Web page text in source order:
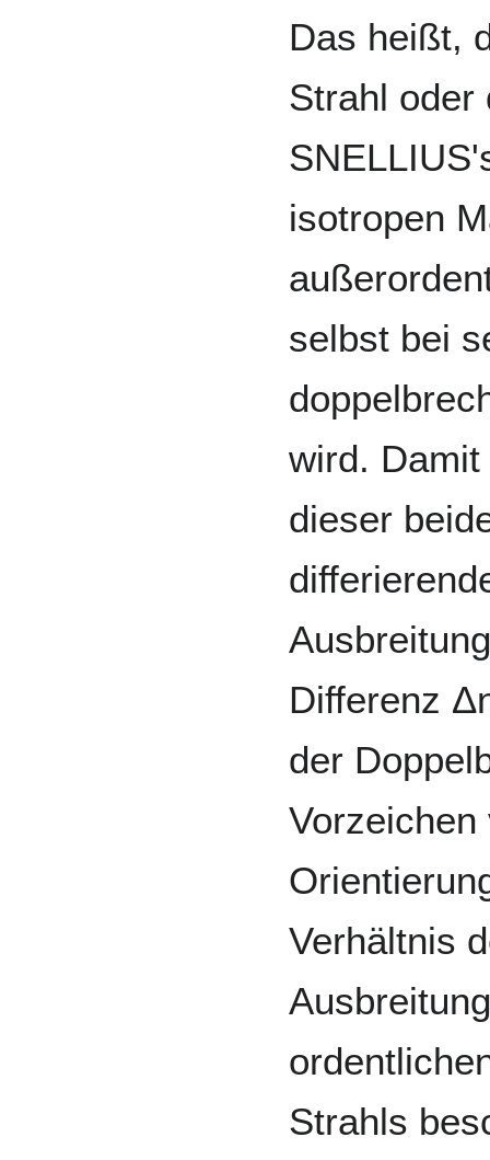
Das heißt,
Strahl oder
isotropen
selbst bei
wird.
dieser
Differenz
der
Verhältnis
Strahls